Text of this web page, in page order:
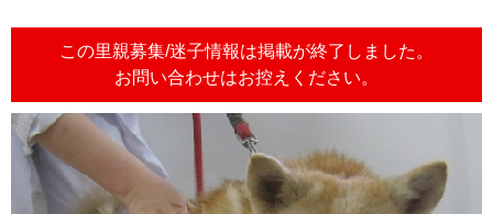
この里親募集/迷子情報は掲載が終了しました。
お問い合わせはお控えください。